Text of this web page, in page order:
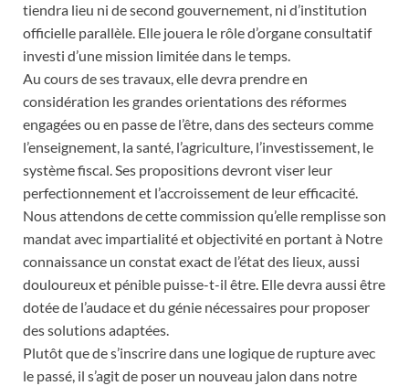
tiendra lieu ni de second gouvernement, ni d’institution
officielle parallèle. Elle jouera le rôle d’organe consultatif
investi d’une mission limitée dans le temps.
Au cours de ses travaux, elle devra prendre en
considération les grandes orientations des réformes
engagées ou en passe de l’être, dans des secteurs comme
l’enseignement, la santé, l’agriculture, l’investissement, le
système fiscal. Ses propositions devront viser leur
perfectionnement et l’accroissement de leur efficacité.
Nous attendons de cette commission qu’elle remplisse son
mandat avec impartialité et objectivité en portant à Notre
connaissance un constat exact de l’état des lieux, aussi
douloureux et pénible puisse-t-il être. Elle devra aussi être
dotée de l’audace et du génie nécessaires pour proposer
des solutions adaptées.
Plutôt que de s’inscrire dans une logique de rupture avec
le passé, il s’agit de poser un nouveau jalon dans notre